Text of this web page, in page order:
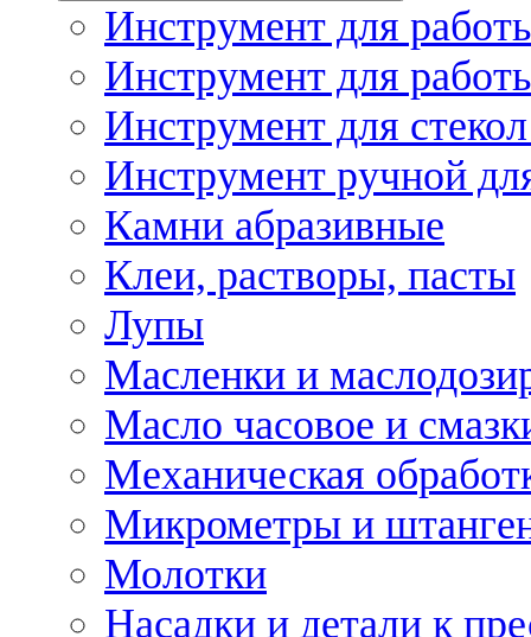
Инструмент для
Инструмент для
Инструмент для
Инструмент ручной
Камни абразивные
Клеи, растворы, пасты
Лупы
Масленки и
Масло часовое и
Механическая
Микрометры и
Молотки
Насадки и детали к